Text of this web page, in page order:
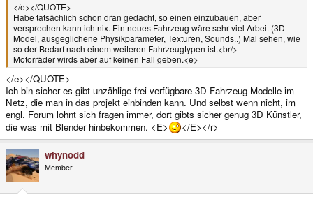
</e></QUOTE>
Habe tatsächlich schon dran gedacht, so einen einzubauen, aber
versprechen kann ich nix. Ein neues Fahrzeug wäre sehr viel Arbeit (3D-
Model, ausgeglichene Physikparameter, Texturen, Sounds..) Mal sehen, wie
so der Bedarf nach einem weiteren Fahrzeugtypen ist.<br/>
Motorräder wirds aber auf keinen Fall geben.<e>
</e></QUOTE>
Ich bin sicher es gibt unzählige frei verfügbare 3D Fahrzeug Modelle im
Netz, die man in das projekt einbinden kann. Und selbst wenn nicht, im
engl. Forum lohnt sich fragen immer, dort gibts sicher genug 3D Künstler,
die was mit Blender hinbekommen. <E>
</E></r>
whynodd
Member